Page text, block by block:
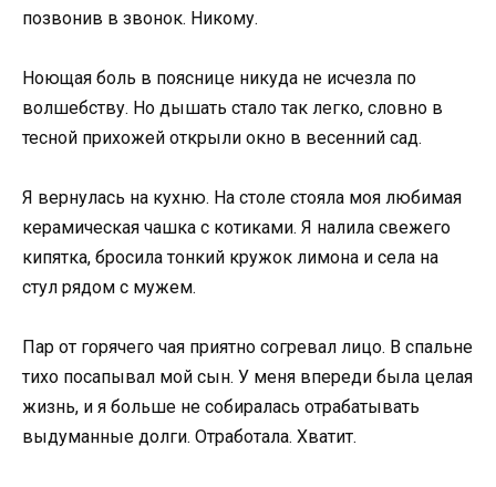
позвонив в звонок. Никому.
Ноющая боль в пояснице никуда не исчезла по
волшебству. Но дышать стало так легко, словно в
тесной прихожей открыли окно в весенний сад.
Я вернулась на кухню. На столе стояла моя любимая
керамическая чашка с котиками. Я налила свежего
кипятка, бросила тонкий кружок лимона и села на
стул рядом с мужем.
Пар от горячего чая приятно согревал лицо. В спальне
тихо посапывал мой сын. У меня впереди была целая
жизнь, и я больше не собиралась отрабатывать
выдуманные долги. Отработала. Хватит.